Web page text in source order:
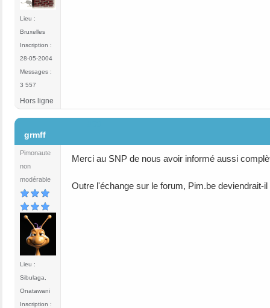
Lieu :
Bruxelles
Inscription :
28-05-2004
Messages :
3 557
Hors ligne
grmff
Pimonaute
non
modérable
Lieu :
Sibulaga,
Onatawani
Inscription :
Merci au SNP de nous avoir informé aussi
Outre l'échange sur le forum, Pim.be